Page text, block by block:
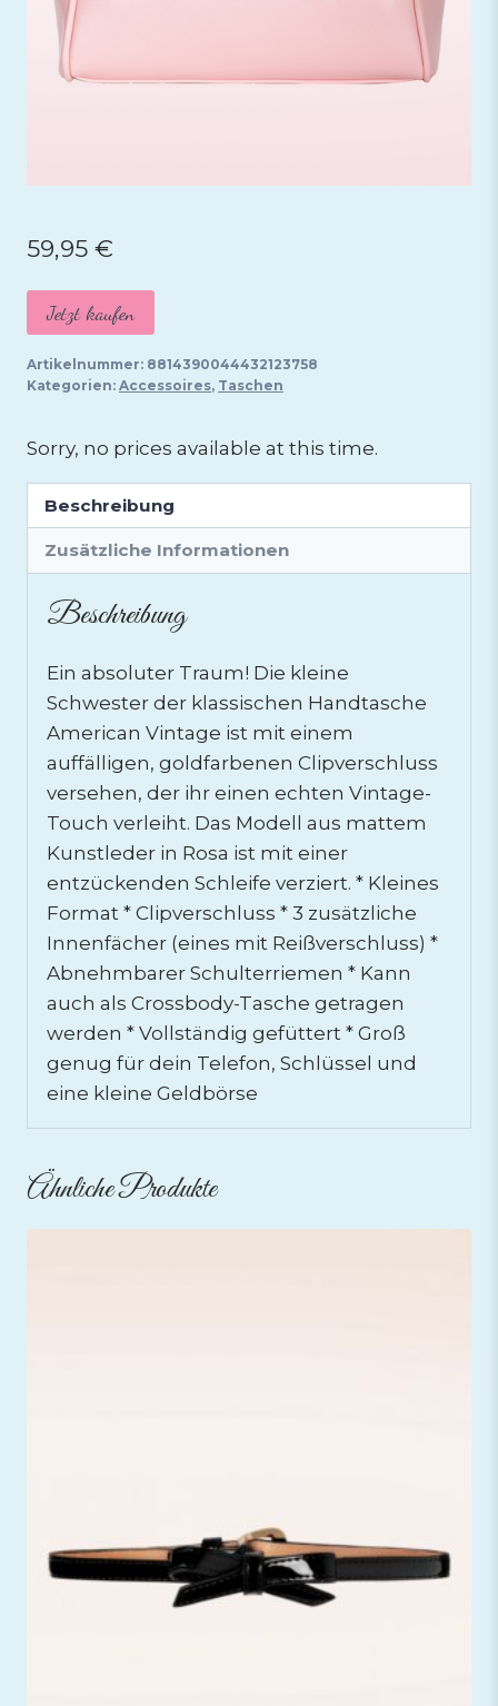
59,95 €
Jetzt kaufen
Artikelnummer: 8814390044432123758
Kategorien: Accessoires, Taschen
Sorry, no prices available at this time.
Beschreibung
Zusätzliche Informationen
Beschreibung
Ein absoluter Traum! Die kleine
Schwester der klassischen Handtasche
American Vintage ist mit einem
auffälligen, goldfarbenen Clipverschluss
versehen, der ihr einen echten Vintage-
Touch verleiht. Das Modell aus mattem
Kunstleder in Rosa ist mit einer
entzückenden Schleife verziert. * Kleines
Format * Clipverschluss * 3 zusätzliche
Innenfächer (eines mit Reißverschluss) *
Abnehmbarer Schulterriemen * Kann
auch als Crossbody-Tasche getragen
werden * Vollständig gefüttert * Groß
genug für dein Telefon, Schlüssel und
eine kleine Geldbörse
Ähnliche Produkte